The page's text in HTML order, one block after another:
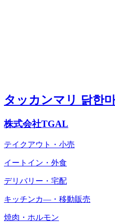
タッカンマリ 닭한
株式会社TGAL
テイクアウト・小売
イートイン・外食
デリバリー・宅配
キッチンカ―・移動販売
焼肉・ホルモン